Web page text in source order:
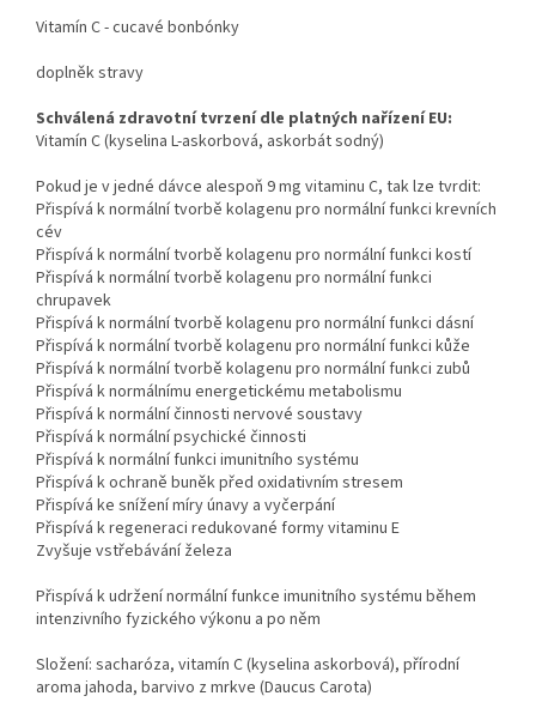
Vitamín C - cucavé bonbónky
doplněk stravy
Schválená zdravotní tvrzení dle platných nařízení EU:
Vitamín C (kyselina L-askorbová, askorbát sodný)
Pokud je v jedné dávce alespoň 9 mg vitaminu C, tak lze tvrdit:
Přispívá k normální tvorbě kolagenu pro normální funkci krevních
cév
Přispívá k normální tvorbě kolagenu pro normální funkci kostí
Přispívá k normální tvorbě kolagenu pro normální funkci
chrupavek
Přispívá k normální tvorbě kolagenu pro normální funkci dásní
Přispívá k normální tvorbě kolagenu pro normální funkci kůže
Přispívá k normální tvorbě kolagenu pro normální funkci zubů
Přispívá k normálnímu energetickému metabolismu
Přispívá k normální činnosti nervové soustavy
Přispívá k normální psychické činnosti
Přispívá k normální funkci imunitního systému
Přispívá k ochraně buněk před oxidativním stresem
Přispívá ke snížení míry únavy a vyčerpání
Přispívá k regeneraci redukované formy vitaminu E
Zvyšuje vstřebávání železa
Přispívá k udržení normální funkce imunitního systému během
intenzivního fyzického výkonu a po něm
Složení: sacharóza, vitamín C (kyselina askorbová), přírodní
aroma jahoda, barvivo z mrkve (Daucus Carota)